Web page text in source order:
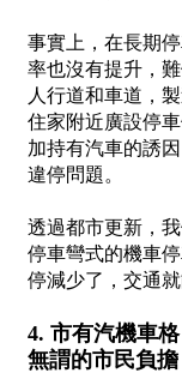
事實上，在長期
率也沒有提升，
人行道和車道，
住家附近廣設停
加持有汽車的誘
違停問題。
透過都市更新，
停車彎式的機車
停減少了，交通就
4. 市有汽機車
無謂的市民負擔